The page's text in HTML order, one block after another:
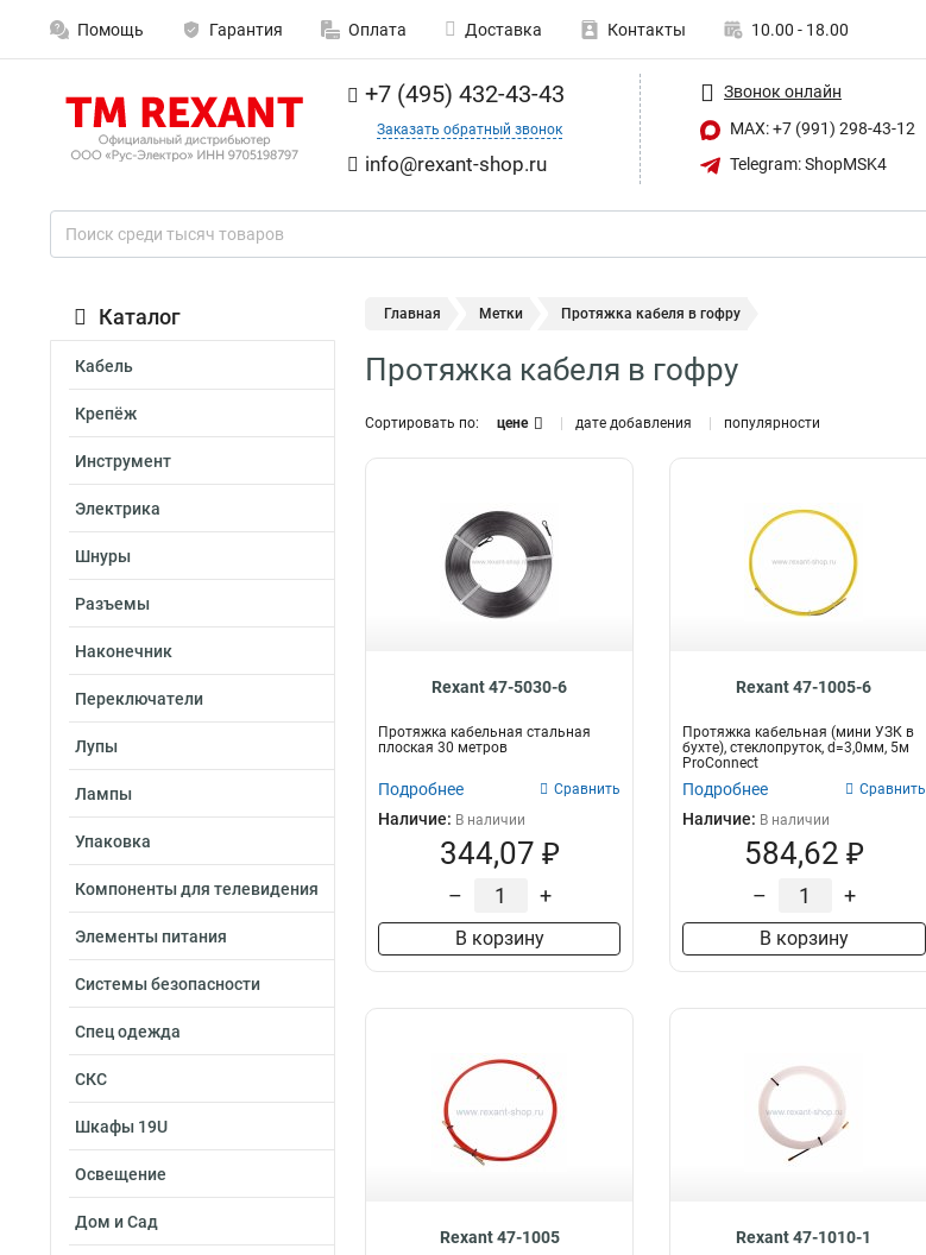
Помощь Гарантия Оплата Доставка Контакты 10.00 - 18.00
+7 (495) 432-43-43
Заказать обратный звонок
info@rexant-shop.ru
Звонок онлайн
MAX: +7 (991) 298-43-12
Telegram: ShopMSK4
Каталог
Кабель
Крепёж
Инструмент
Электрика
Шнуры
Разъемы
Наконечник
Переключатели
Лупы
Лампы
Упаковка
Компоненты для телевидения
Элементы питания
Системы безопасности
Спец одежда
СКС
Шкафы 19U
Освещение
Дом и Сад
Главная Метки Протяжка кабеля в гофру
Протяжка кабеля в гофру
Сортировать по: цене дате добавления популярности
Rexant 47-5030-6
Протяжка кабельная стальная
плоская 30 метров
Подробнее Сравнить
Наличие: В наличии
344,07 ₽
– +
В корзину
Rexant 47-1005-6
Протяжка кабельная (мини УЗК в
бухте), стеклопруток, d=3,0мм, 5м
ProConnect
Подробнее Сравнить
Наличие: В наличии
584,62 ₽
– +
В корзину
Rexant 47-1005 Rexant 47-1010-1